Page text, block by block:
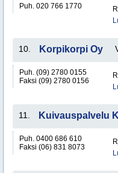
Puh. 020 766 1770
10. Korpikorpi Oy
Puh. (09) 2780 0155
Faksi (09) 2780 0156
11. Kuivauspalvelu
Puh. 0400 686 610
Faksi (06) 831 8073